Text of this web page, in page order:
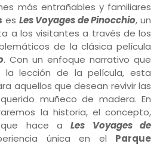
más entrañables y familiares
es Les Voyages de Pinocchio, un
a los visitantes a través de los
de la clásica película
. Con un enfoque narrativo que
lección de la película, esta
aquellos que desean revivir las
muñeco de madera. En
la historia, el concepto,
que hace aLes Voyages de
única en el Parque